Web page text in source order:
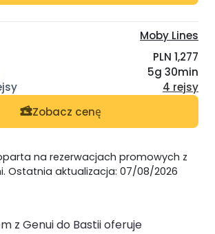
Moby Lines
PLN 1,277
5g 30min
4 rejsy
Zobacz cenę
na rezerwacjach promowych z
Ostatnia aktualizacja: 07/08/2026
z Genui do Bastii oferuje